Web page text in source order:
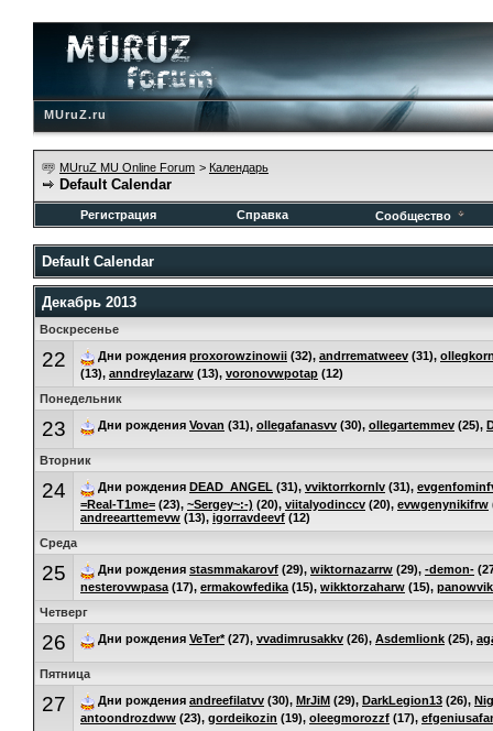
MUruZ.ru
MUruZ MU Online Forum > Календарь
Default Calendar
Регистрация Справка Сообщество
Default Calendar
Декабрь 2013
Воскресенье
22 Дни рождения proxorowzinowii (32), andrrematweev (31),
(13), anndreylazarw (13), voronovwpotap (12)
Понедельник
23 Дни рождения Vovan (31), ollegafanasvv (30), ollegartemmev (25),
Вторник
24 Дни рождения DEAD_ANGEL (31), vviktorrkornlv (31),
=Real-T1me= (23), ~Sergey~:-) (20), viitalyodinccv (20), evwgenynikifrw
andreearttemevw (13), igorravdeevf (12)
Среда
25 Дни рождения stasmmakarovf (29), wiktornazarrw (29), -demon-
nesterovwpasa (17), ermakowfedika (15), wikktorzaharw (15),
Четверг
26 Дни рождения VeTer*(27), vvadimrusakkv (26), Asdemlionk (25),
Пятница
27 Дни рождения andreefilatvv (30), MrJiM (29), DarkLegion13 (26),
antoondrozdww (23), gordeikozin (19), oleegmorozzf (17),